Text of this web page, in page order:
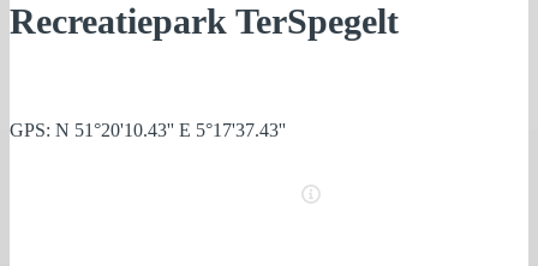
Recreatiepark TerSpegelt
GPS: N 51°20'10.43'' E 5°17'37.43''